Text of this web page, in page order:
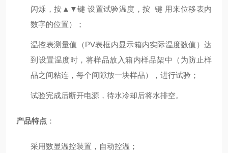
闪烁，按▲▼键 设置试验温度，按 键 用来位移表内
数字的位置）；
温控表测量值（PV表框内显示箱内实际温度数值）达
到设置温度时，将样品放入箱内样品架中（为防止样
品之间粘连，每个间隙放一块样品），进行试验；
试验完成后断开电源，待水冷却后将水排空。
产品特点 ：
采用数显温控装置，自动控温；